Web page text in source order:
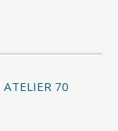
ATELIER 70